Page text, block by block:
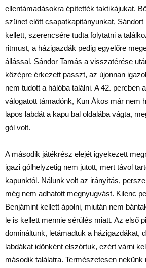
ellentámadásokra építették taktikájukat.
szünet előtt csapatkapitányunkat, Sándort
kellett, szerencsére tudta folytatni a
ritmust, a házigazdák pedig egyelőre
állással. Sándor Tamás a visszatérése
középre érkezett passzt, az újonnan
nem tudott a hálóba találni. A 42. percben
válogatott támadónk, Kun Ákos már nem
lapos labdát a kapu bal oldalába vágta,
gól volt.
A második játékrész elejét igyekezett
igazi gólhelyzetig nem jutott, mert távol
kapunktól. Nálunk volt az irányítás,
még nem adhatott megnyugvást. Kilenc
Benjámint kellett ápolni, miután nem
le is kellett mennie sérülés miatt. Az első
domináltunk, letámadtuk a házigazdákat,
labdákat időnként elszórtuk, ezért várni
második találatra. Természetesen nekünk